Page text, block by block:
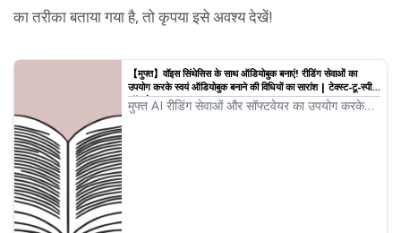
का तरीका बताया गया है, तो कृपया इसे अवश्य देखें!
【मुफ्त】वॉइस सिंथेसिस के साथ ऑडियोबुक बनाएं! रीडिंग सेवाओं का
उपयोग करके स्वयं ऑडियोबुक बनाने की विधियों का सारांश | टेक्स्ट-टू-स्पीच
सॉफ्टवेयर Ondoku
मुफ्त AI रीडिंग सेवाओं और सॉफ्टवेयर का उपयोग करके